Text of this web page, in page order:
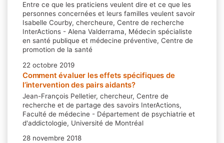
Entre ce que les praticiens veulent dire et ce que les
personnes concernées et leurs familles veulent savoir
Isabelle Courby, chercheure, Centre de recherche
InterActions - Alena Valderrama, Médecin spécialiste
en santé publique et médecine préventive, Centre de
promotion de la santé
22 octobre 2019
Comment évaluer les effets spécifiques de
l’intervention des pairs aidants?
Jean-François Pelletier, chercheur, Centre de
recherche et de partage des savoirs InterActions,
Faculté de médecine - Département de psychiatrie et
d'addictologie, Université de Montréal
28 novembre 2018